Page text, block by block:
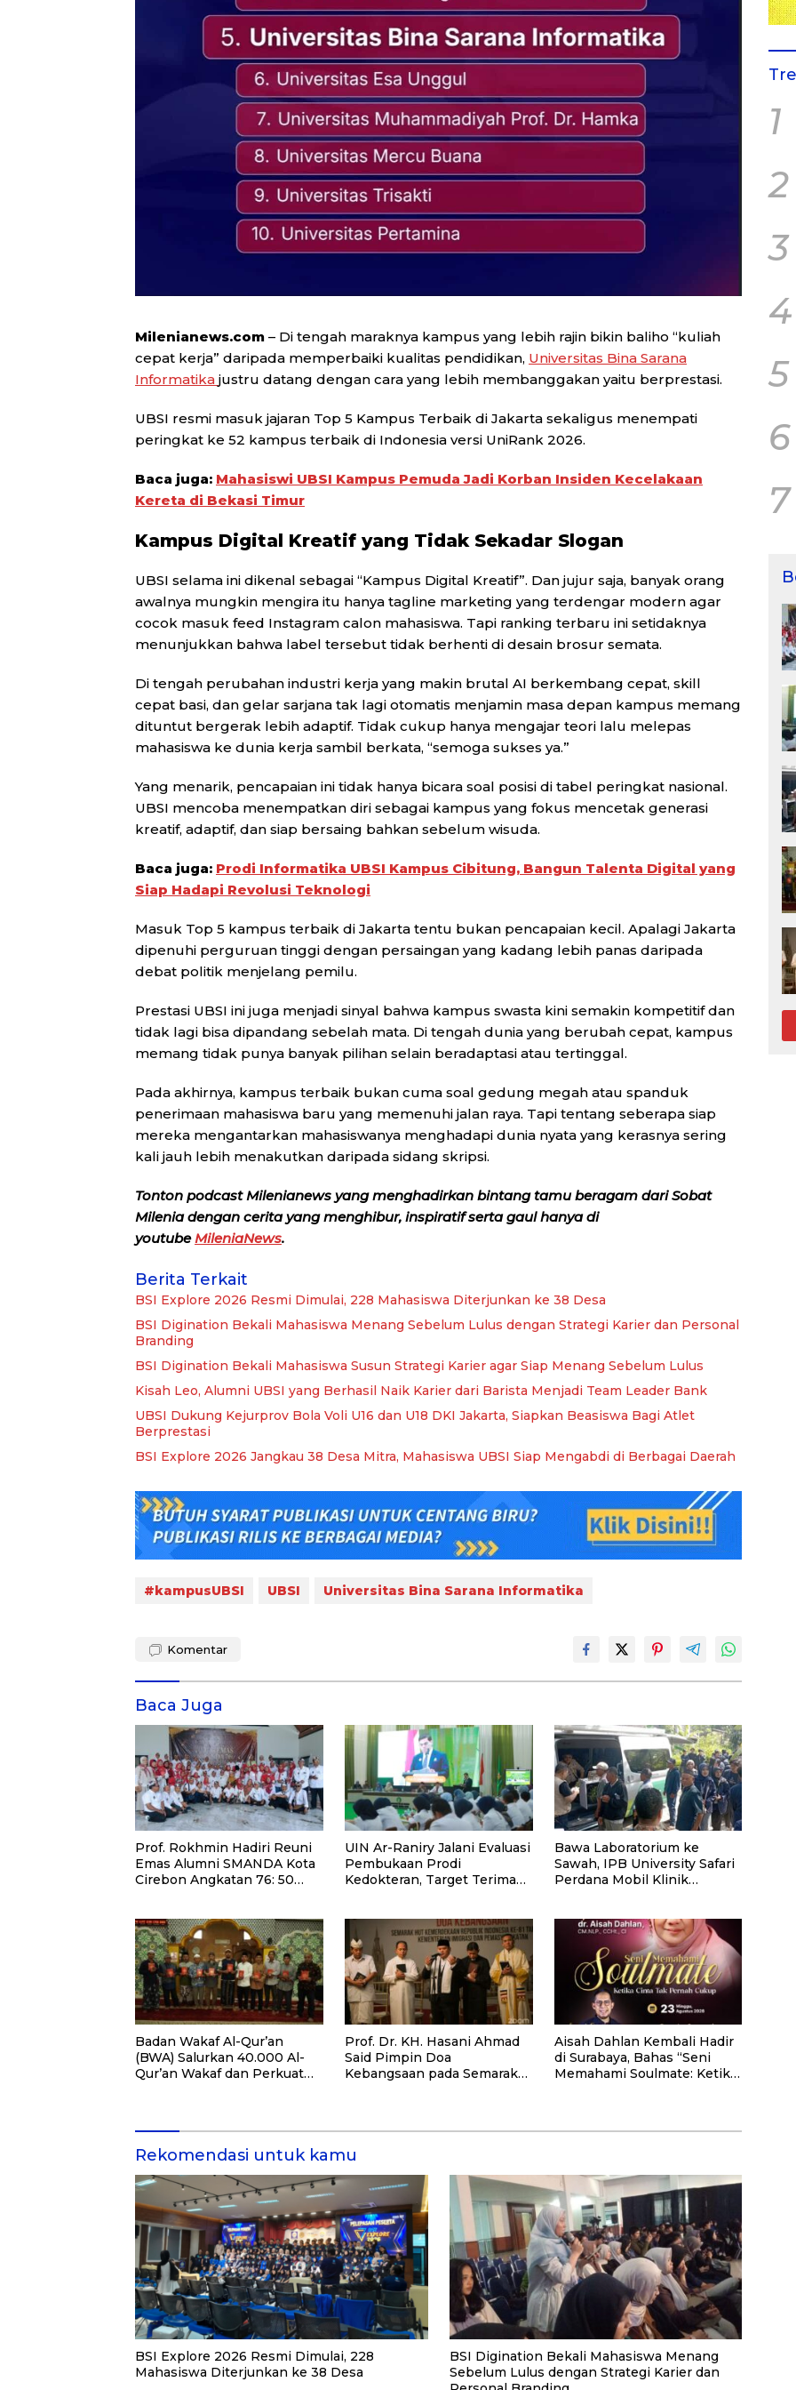
Milenianews.com – Di tengah maraknya kampus yang lebih rajin bikin baliho “kuliah
cepat kerja” daripada memperbaiki kualitas pendidikan, Universitas Bina Sarana
Informatika justru datang dengan cara yang lebih membanggakan yaitu berprestasi.
UBSI resmi masuk jajaran Top 5 Kampus Terbaik di Jakarta sekaligus menempati
peringkat ke 52 kampus terbaik di Indonesia versi UniRank 2026.
Baca juga: Mahasiswi UBSI Kampus Pemuda Jadi Korban Insiden Kecelakaan
Kereta di Bekasi Timur
Kampus Digital Kreatif yang Tidak Sekadar Slogan
UBSI selama ini dikenal sebagai “Kampus Digital Kreatif”. Dan jujur saja, banyak orang
awalnya mungkin mengira itu hanya tagline marketing yang terdengar modern agar
cocok masuk feed Instagram calon mahasiswa. Tapi ranking terbaru ini setidaknya
menunjukkan bahwa label tersebut tidak berhenti di desain brosur semata.
Di tengah perubahan industri kerja yang makin brutal AI berkembang cepat, skill
cepat basi, dan gelar sarjana tak lagi otomatis menjamin masa depan kampus memang
dituntut bergerak lebih adaptif. Tidak cukup hanya mengajar teori lalu melepas
mahasiswa ke dunia kerja sambil berkata, “semoga sukses ya.”
Yang menarik, pencapaian ini tidak hanya bicara soal posisi di tabel peringkat nasional.
UBSI mencoba menempatkan diri sebagai kampus yang fokus mencetak generasi
kreatif, adaptif, dan siap bersaing bahkan sebelum wisuda.
Baca juga: Prodi Informatika UBSI Kampus Cibitung, Bangun Talenta Digital yang
Siap Hadapi Revolusi Teknologi
Masuk Top 5 kampus terbaik di Jakarta tentu bukan pencapaian kecil. Apalagi Jakarta
dipenuhi perguruan tinggi dengan persaingan yang kadang lebih panas daripada
debat politik menjelang pemilu.
Prestasi UBSI ini juga menjadi sinyal bahwa kampus swasta kini semakin kompetitif dan
tidak lagi bisa dipandang sebelah mata. Di tengah dunia yang berubah cepat, kampus
memang tidak punya banyak pilihan selain beradaptasi atau tertinggal.
Pada akhirnya, kampus terbaik bukan cuma soal gedung megah atau spanduk
penerimaan mahasiswa baru yang memenuhi jalan raya. Tapi tentang seberapa siap
mereka mengantarkan mahasiswanya menghadapi dunia nyata yang kerasnya sering
kali jauh lebih menakutkan daripada sidang skripsi.
Tonton podcast Milenianews yang menghadirkan bintang tamu beragam dari Sobat
Milenia dengan cerita yang menghibur, inspiratif serta gaul hanya di
youtubeMileniaNews.
Berita Terkait
BSI Explore 2026 Resmi Dimulai, 228 Mahasiswa Diterjunkan ke 38 Desa
BSI Digination Bekali Mahasiswa Menang Sebelum Lulus dengan Strategi Karier dan Personal
Branding
BSI Digination Bekali Mahasiswa Susun Strategi Karier agar Siap Menang Sebelum Lulus
Kisah Leo, Alumni UBSI yang Berhasil Naik Karier dari Barista Menjadi Team Leader Bank
UBSI Dukung Kejurprov Bola Voli U16 dan U18 DKI Jakarta, Siapkan Beasiswa Bagi Atlet
Berprestasi
BSI Explore 2026 Jangkau 38 Desa Mitra, Mahasiswa UBSI Siap Mengabdi di Berbagai Daerah
#kampusUBSI UBSI Universitas Bina Sarana Informatika
Komentar
Baca Juga
Prof. Rokhmin Hadiri Reuni
Emas Alumni SMANDA Kota
Cirebon Angkatan 76: 50
UIN Ar-Raniry Jalani Evaluasi
Pembukaan Prodi
Kedokteran, Target Terima
Bawa Laboratorium ke
Sawah, IPB University Safari
Perdana Mobil Klinik
Badan Wakaf Al-Qur’an
(BWA) Salurkan 40.000 Al-
Qur’an Wakaf dan Perkuat
Prof. Dr. KH. Hasani Ahmad
Said Pimpin Doa
Kebangsaan pada Semarak
Aisah Dahlan Kembali Hadir
di Surabaya, Bahas “Seni
Memahami Soulmate: Ketika
Rekomendasi untuk kamu
BSI Explore 2026 Resmi Dimulai, 228
Mahasiswa Diterjunkan ke 38 Desa
BSI Digination Bekali Mahasiswa Menang
Sebelum Lulus dengan Strategi Karier dan
1
2
3
4
5
6
7